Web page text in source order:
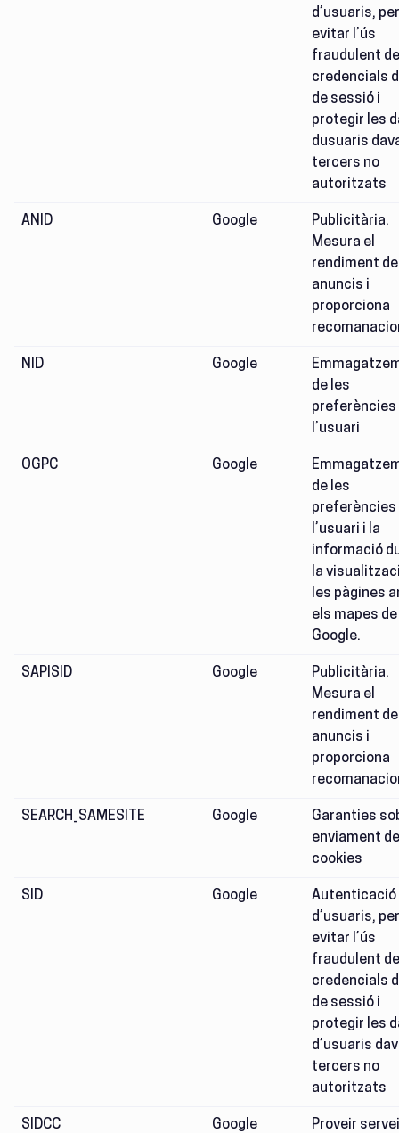
d’usuaris, per
evitar l’ús
fraudulent de
credencials
de sessió i
protegir les
dusuaris
tercers no
autoritzats
ANID Google
Publicitària.
Mesura el
rendiment
anuncis i
proporciona
NID Google
de les
preferències
l’usuari
OGPC Google
de les
preferències
l’usuari i la
informació
la
les pàgines
els mapes de
Google.
SAPISID Google
Publicitària.
Mesura el
rendiment
anuncis i
proporciona
SEARCH_SAMESITE Google
Garanties
enviament de
cookies
SID Google
Autenticació
d’usuaris, per
evitar l’ús
fraudulent de
credencials
de sessió i
protegir les
d’usuaris
tercers no
autoritzats
SIDCC Google
Proveir